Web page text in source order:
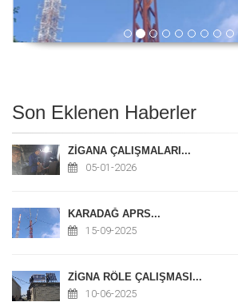
Son Eklenen Haberler
ZİGANA ÇALIŞMALARI...
05-01-2026
KARADAĞ APRS...
15-09-2025
ZİGNA RÖLE ÇALIŞMASI...
10-06-2025